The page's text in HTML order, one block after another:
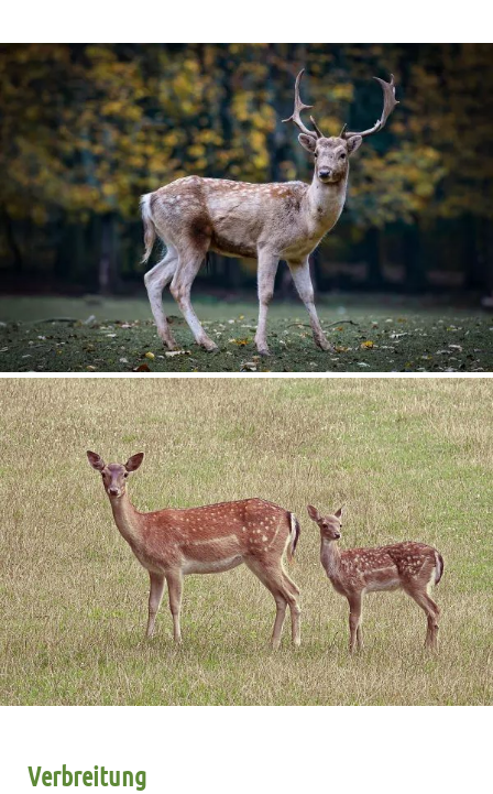
Verbreitung